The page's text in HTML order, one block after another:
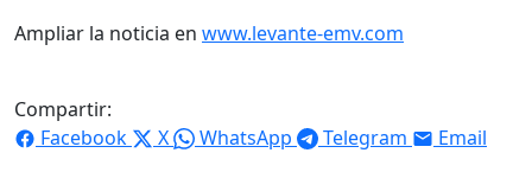
Ampliar la noticia en www.levante-emv.com
Compartir:
Facebook
X WhatsApp Telegram Email